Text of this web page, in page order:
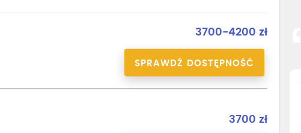
3700-4200 zł
SPRAWDŹ DOSTĘPNOŚĆ
3700 zł